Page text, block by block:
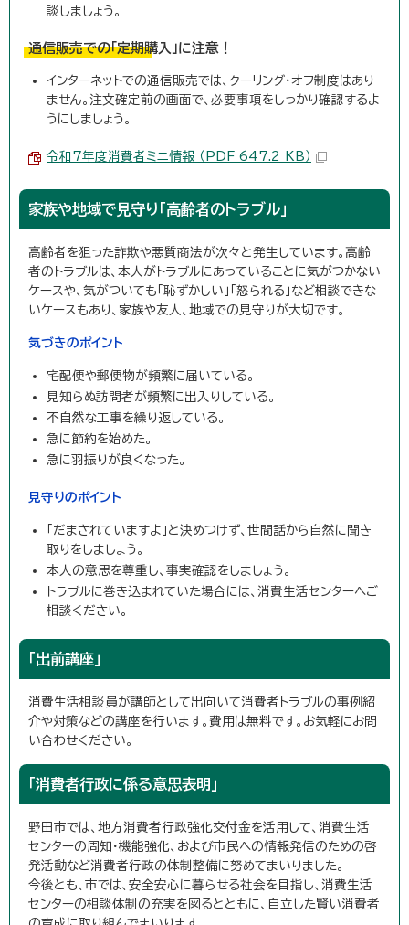
談しましょう。
通信販売での「定期購入」に注意！
インターネットでの通信販売では、クーリング・オフ制度はあり
ません。注文確定前の画面で、必要事項をしっかり確認するよ
うにしましょう。
令和7年度消費者ミニ情報 （PDF 647.2 KB）
家族や地域で見守り「高齢者のトラブル」
高齢者を狙った詐欺や悪質商法が次々と発生しています。高齢
者のトラブルは、本人がトラブルにあっていることに気がつかない
ケースや、気がついても「恥ずかしい」「怒られる」など相談できな
いケースもあり、家族や友人、地域での見守りが大切です。
気づきのポイント
宅配便や郵便物が頻繁に届いている。
見知らぬ訪問者が頻繁に出入りしている。
不自然な工事を繰り返している。
急に節約を始めた。
急に羽振りが良くなった。
見守りのポイント
「だまされていますよ」と決めつけず、世間話から自然に聞き
取りをしましょう。
本人の意思を尊重し、事実確認をしましょう。
トラブルに巻き込まれていた場合には、消費生活センターへご
相談ください。
「出前講座」
消費生活相談員が講師として出向いて消費者トラブルの事例紹
介や対策などの講座を行います。費用は無料です。お気軽にお問
い合わせください。
「消費者行政に係る意思表明」
野田市では、地方消費者行政強化交付金を活用して、消費生活
センターの周知・機能強化、および市民への情報発信のための啓
発活動など消費者行政の体制整備に努めてまいりました。
今後とも、市では、安全安心に暮らせる社会を目指し、消費生活
センターの相談体制の充実を図るとともに、自立した賢い消費者